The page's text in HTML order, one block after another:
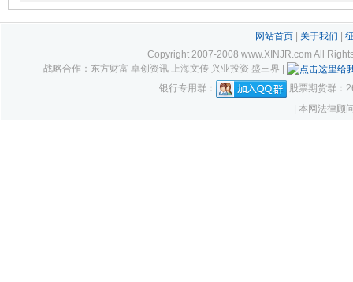
网站首页| 关于我们
Copyright 2007-2008 www.XINJR.com All
战略合作：东方财富 卓创资讯 上海文传 兴业投资 盛三界 |
银行专用群：
股票期货群：
| 本网法律顾